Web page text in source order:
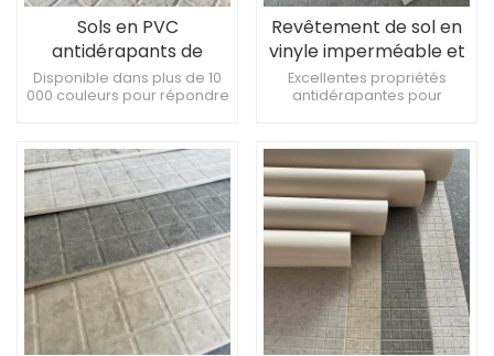
Sols en PVC
antidérapants de
haute qualité, épaisseur
3 mm
Disponible dans plus de 10
000 couleurs pour répondre
croissance des bactéries,
offrant un environnement
d’utilisation plus sain.
Revêtement de sol en
vinyle imperméable et
antidérapant pour salle
de bain | Rouleau de
Excellentes propriétés
antidérapantes pour
facile à nettoyer,
maintenant un
environnement propre et
hygiénique Améliore la
sécurité et le confort